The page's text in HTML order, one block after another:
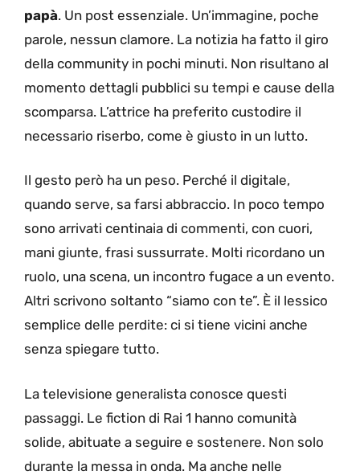
papà. Un post essenziale. Un’immagine, poche
parole, nessun clamore. La notizia ha fatto il giro
della community in pochi minuti. Non risultano al
momento dettagli pubblici su tempi e cause della
scomparsa. L’attrice ha preferito custodire il
necessario riserbo, come è giusto in un lutto.
Il gesto però ha un peso. Perché il digitale,
quando serve, sa farsi abbraccio. In poco tempo
sono arrivati centinaia di commenti, con cuori,
mani giunte, frasi sussurrate. Molti ricordano un
ruolo, una scena, un incontro fugace a un evento.
Altri scrivono soltanto “siamo con te”. È il lessico
semplice delle perdite: ci si tiene vicini anche
senza spiegare tutto.
La televisione generalista conosce questi
passaggi. Le fiction di Rai 1 hanno comunità
solide, abituate a seguire e sostenere. Non solo
durante la messa in onda. Ma anche nelle